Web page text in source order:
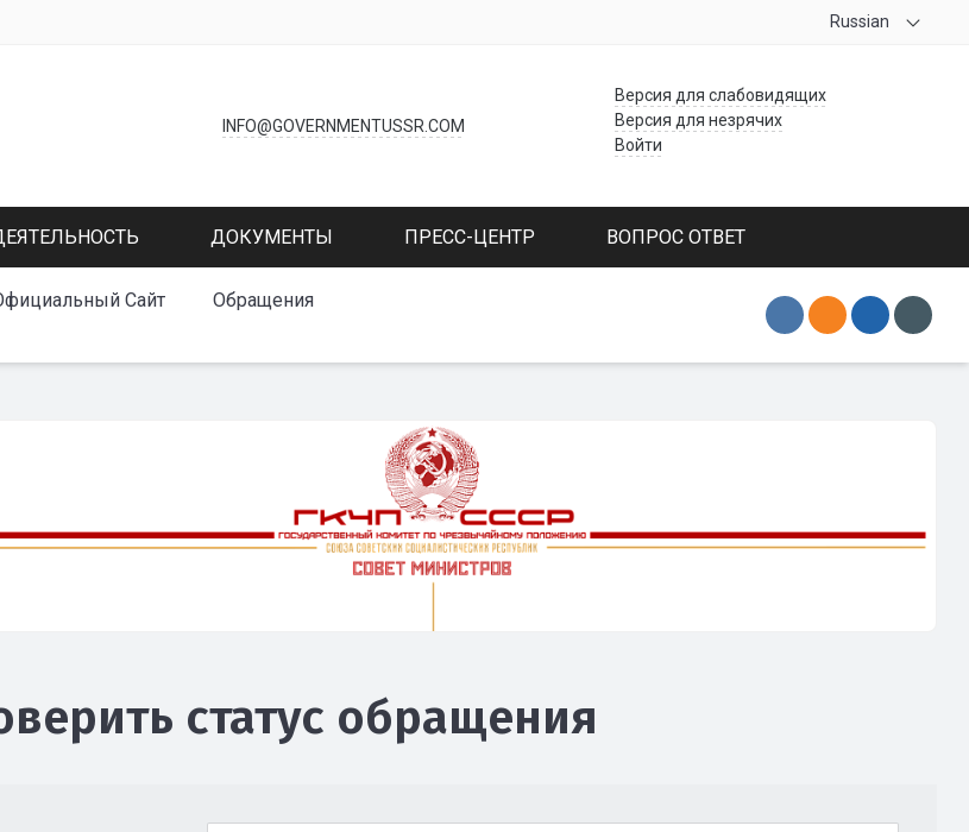
Russian
INFO@GOVERNMENTUSSR.COM
Версия для слабовидящих
Версия для незрячих
Войти
ДОКУМЕНТЫ ПРЕСС-ЦЕНТР ВОПРОС ОТВЕТ
Сайт
Обращения
статус обращения